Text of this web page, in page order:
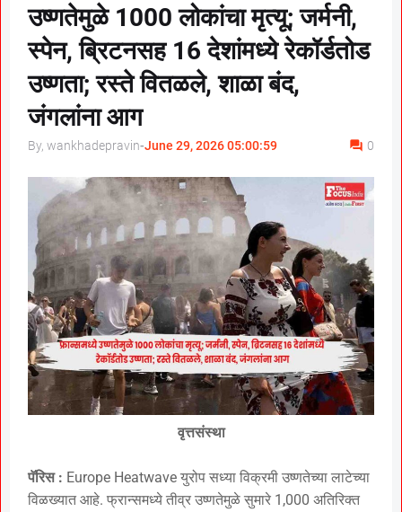
उष्णतेमुळे 1000 लोकांचा मृत्यू; जर्मनी,
स्पेन, ब्रिटनसह 16 देशांमध्ये रेकॉर्डतोड
उष्णता; रस्ते वितळले, शाळा बंद,
जंगलांना आग
By, wankhadepravin-June 29, 2026 05:00:59 0
वृत्तसंस्था
पॅरिस : Europe Heatwave युरोप सध्या विक्रमी उष्णतेच्या लाटेच्या
विळख्यात आहे. फ्रान्समध्ये तीव्र उष्णतेमुळे सुमारे 1,000 अतिरिक्त